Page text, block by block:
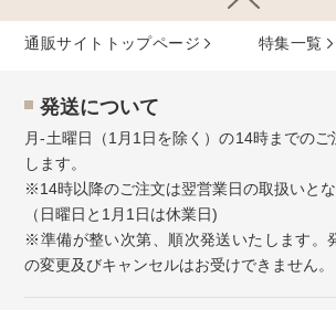
通販サイトトップページ 特集⼀覧
発送について
月-土曜日（1月1日を除く）の14時までのご
します。
※14時以降のご注文は翌営業日の取扱いとな
（日曜日と1月1日は休業日)
※準備が整い次第、順次発送いたします。
の変更及びキャンセルはお受けできません。